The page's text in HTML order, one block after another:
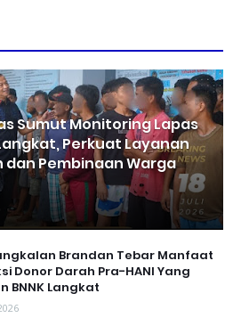
Sumut Monitoring Lapas
Perkuat Layanan
Pembinaan Warga
Brandan Tebar Manfaat
Donor Darah Pra-HANI Yang
BNNK Langkat